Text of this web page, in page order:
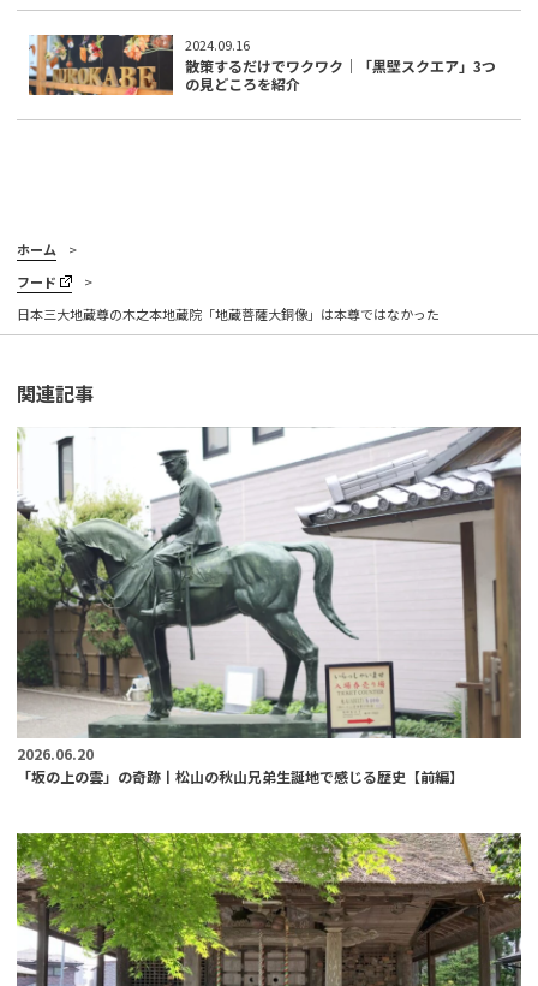
2024.09.16
散策するだけでワクワク｜「黒壁スクエア」3つ
の見どころを紹介
ホーム
フード
日本三大地蔵尊の木之本地蔵院「地蔵菩薩大銅像」は本尊ではなかった
関連記事
2026.06.20
「坂の上の雲」の奇跡丨松山の秋山兄弟生誕地で感じる歴史【前編】